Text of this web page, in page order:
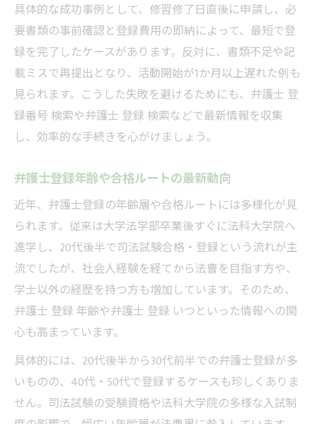
具体的な成功事例として、修習修了日直後に申請し、必
要書類の事前確認と登録費用の即納によって、最短で登
録を完了したケースがあります。反対に、書類不足や記
載ミスで再提出となり、活動開始が1か月以上遅れた例も
見られます。こうした失敗を避けるためにも、弁護士 登
録番号 検索や弁護士 登録 検索などで最新情報を収集
し、効率的な手続きを心がけましょう。
弁護士登録年齢や合格ルートの最新動向
近年、弁護士登録の年齢層や合格ルートには多様化が見
られます。従来は大学法学部卒業後すぐに法科大学院へ
進学し、20代後半で司法試験合格・登録という流れが主
流でしたが、社会人経験を経てから法曹を目指す方や、
学士以外の経歴を持つ方も増加しています。そのため、
弁護士 登録 年齢や弁護士 登録 いつといった情報への関
心も高まっています。
具体的には、20代後半から30代前半での弁護士登録が多
いものの、40代・50代で登録するケースも珍しくありま
せん。司法試験の受験資格や法科大学院の多様な入試制